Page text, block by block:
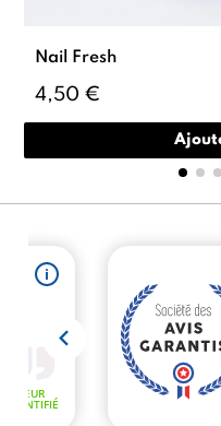
Nail Fresh
4,50 €